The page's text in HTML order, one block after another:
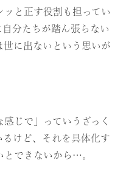
ッと正す役割も担ってい
分たちが踏ん張らない
世に出ないという思いが
じで」っていうざっく
るけど、それを具体化す
とできないから…。